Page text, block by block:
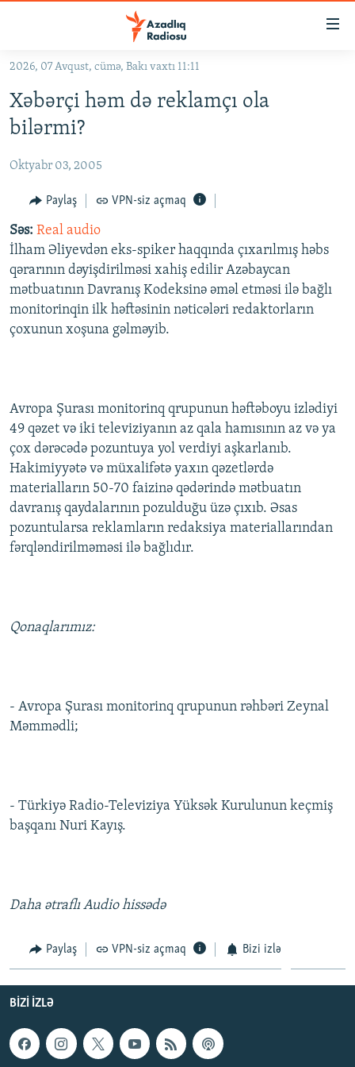
Əsas
qayıt
Əsas
qayıt
#ƏSLINDƏ
FƏRQƏ BAX
QANUNI DOĞRU
ARAŞDIRMA
MULTIMEDIA
VIDEO
RADIO ARXIV
İZ - MƏDƏNIYYƏT PROQRAMI
HAQQIMIZDA
PEŞƏ ETIKASI VƏ JURNALISTIKA STANDARTLARIMIZ
MATERIALLARIMIZDAN ISTIFADƏ
AZADLIQRADIOSU MOBIL TELEFONUNUZDA
BIZIMLƏ ƏLAQƏ
XƏBƏR BÜLLETENLƏRIMIZ
RFE/RL-in bütün saytları
2026, 07 Avqust, cümə, Bakı vaxtı 11:11
Xəbərçi həm də reklamçı ola
bilərmi?
Oktyabr 03, 2005
Paylaş VPN-siz açmaq
Səs: Real audio
İlham Əliyevdən eks-spiker haqqında çıxarılmış həbs
qərarının dəyişdirilməsi xahiş edilir Azəbaycan
mətbuatının Davranış Kodeksinə əməl etməsi ilə bağlı
monitorinqin ilk həftəsinin nəticələri redaktorların
çoxunun xoşuna gəlməyib.
Avropa Şurası monitorinq qrupunun həftəboyu izlədiyi
49 qəzet və iki televiziyanın az qala hamısının az və ya
çox dərəcədə pozuntuya yol verdiyi aşkarlanıb.
Hakimiyyətə və müxalifətə yaxın qəzetlərdə
materialların 50-70 faizinə qədərində mətbuatın
davranış qaydalarının pozulduğu üzə çıxıb. Əsas
pozuntularsa reklamların redaksiya materiallarından
fərqləndirilməməsi ilə bağlıdır.
Qonaqlarımız:
- Avropa Şurası monitorinq qrupunun rəhbəri Zeynal
Məmmədli;
- Türkiyə Radio-Televiziya Yüksək Kurulunun keçmiş
başqanı Nuri Kayış.
Daha ətraflı Audio hissədə
Paylaş VPN-siz açmaq Bizi izlə
BIZI IZLƏ